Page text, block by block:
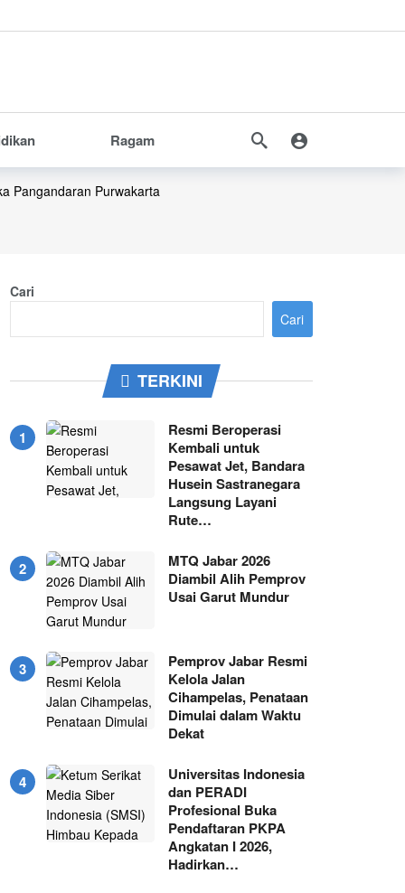
Ragam
Pangandaran Purwakarta
Cari
Cari
TERKINI
Resmi Beroperasi
Kembali untuk
Pesawat Jet, Bandara
Husein Sastranegara
Langsung Layani
Rute…
MTQ Jabar 2026
Diambil Alih Pemprov
Usai Garut Mundur
Pemprov Jabar Resmi
Kelola Jalan
Cihampelas, Penataan
Dimulai dalam Waktu
Dekat
Universitas Indonesia
dan PERADI
Profesional Buka
Pendaftaran PKPA
Angkatan I 2026,
Hadirkan…